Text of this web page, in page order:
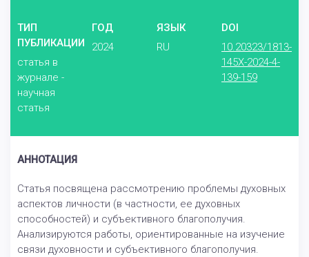
ТИП
ПУБЛИКАЦИИ
статья в
журнале -
научная
статья
ГОД
2024
ЯЗЫК
RU
DOI
10.20323/1813-
145X-2024-4-
139-159
АННОТАЦИЯ
Статья посвящена рассмотрению проблемы духовных
аспектов личности (в частности, ее духовных
способностей) и субъективного благополучия.
Анализируются работы, ориентированные на изучение
связи духовности и субъективного благополучия.